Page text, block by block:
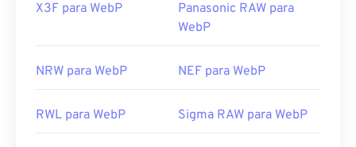
X3F para WebP
Panasonic RAW para
WebP
NRW para WebP NEF para WebP
RWL para WebP Sigma RAW para WebP